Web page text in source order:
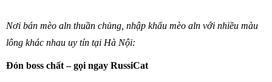
Nơi bán mèo aln thuần chủng, nhập khẩu mèo aln với nhiều màu
lông khác nhau uy tín tại Hà Nội:
Đón boss chất – gọi ngay RussiCat